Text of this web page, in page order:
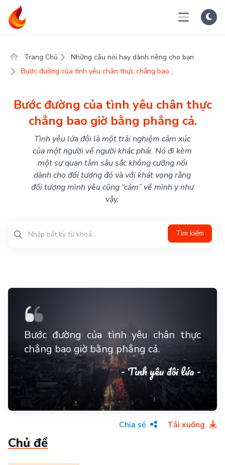
Trang Chủ
Những câu nói hay dành riêng cho bạn
Bước đường của tình yêu chân thực chẳng bao...
Bước đường của tình yêu chân thực
chẳng bao giờ bằng phẳng cả.
Tình yêu lứa đôi là một trải nghiệm cảm xúc
của một người về người khác phái. Nó đi kèm
một sự quan tâm sâu sắc không cưỡng nổi
dành cho đối tượng đó và với khát vọng rằng
đối tượng mình yêu cũng “cảm” về mình y như
vậy.
Tìm kiếm
Bước đường của tình yêu chân thực
chẳng bao giờ bằng phẳng cả.
- Tình yêu đôi lứa -
Chia sẻ Tải xuống
Chủ đề